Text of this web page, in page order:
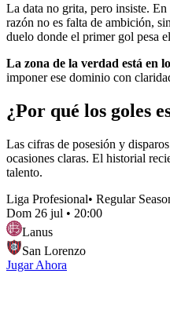
La data no grita, pero insiste.
razón no es falta de ambición,
duelo donde el primer gol pesa
La zona de la verdad está en
imponer ese dominio con
¿Por qué los goles
Las cifras de posesión y
ocasiones claras. El historial
talento.
Liga Profesional• Regular
Dom 26 jul • 20:00
Lanus
San Lorenzo
Jugar Ahora